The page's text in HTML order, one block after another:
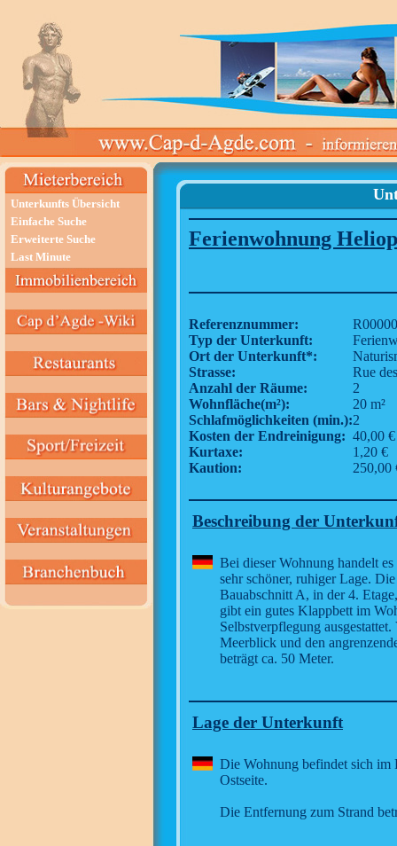
Unterkunfts Übersicht
Einfache Suche
Erweiterte Suche
Last Minute
Ferienwohnung
Referenznummer:
Typ der Unterkunft:
Ort der Unterkunft*:
Strasse:
Rue
Anzahl der Räume:
2
Wohnfläche(m²):
20 m²
Schlafmöglichkeiten (min.):2
Kosten der Endreinigung: 40,00 €
Kurtaxe:
1,20 €
Kaution:
250,00
Beschreibung der
Bei dieser Wohnung handelt
sehr schöner, ruhiger Lage.
Bauabschnitt A, in der 4.
gibt ein gutes Klappbett im
Selbstverpflegung
Meerblick und den
beträgt ca. 50 Meter.
Lage der Unterkunft
Die Wohnung befindet sich im
Ostseite.
Die Entfernung zum Strand